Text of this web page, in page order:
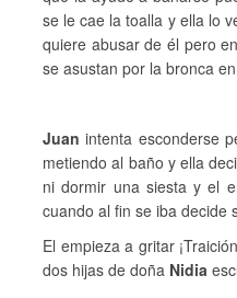
se le cae la toalla y ella lo
quiere abusar de él pero
se asustan por la bronca
Juan intenta esconderse
metiendo al baño y ella
ni dormir una siesta y el
cuando al fin se iba
El empieza a gritar
dos hijas de doña Nidia